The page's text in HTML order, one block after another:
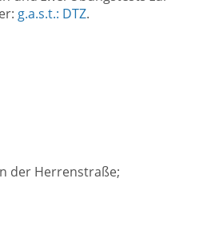
g.a.s.t.: DTZ.
der Herrenstraße;